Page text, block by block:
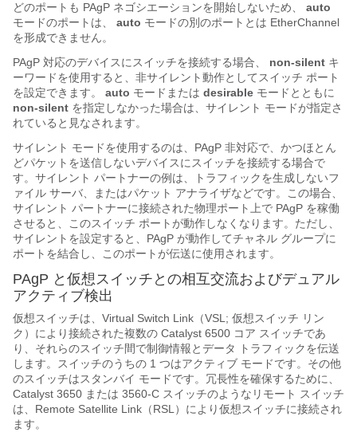
どのポートも PAgP ネゴシエーションを開始しないため、
auto
モードのポートは、
auto モードの別のポートとは EtherChannel
を形成できません。
PAgP 対応のデバイスにスイッチを接続する場合、
non-silent キ
ーワードを使用すると、非サイレント動作としてスイッチ ポート
を設定できます。
auto モードまたは desirable モードとともに
non-silent を指定しなかった場合は、サイレント モードが指定さ
れていると見なされます。
サイレント モードを使用するのは、PAgP 非対応で、かつほとん
どパケットを送信しないデバイスにスイッチを接続する場合で
す。サイレント パートナーの例は、トラフィックを生成しないフ
ァイル サーバ、またはパケット アナライザなどです。この場合、
サイレント パートナーに接続された物理ポート上で PAgP を稼働
させると、このスイッチ ポートが動作しなくなります。ただし、
サイレントを設定すると、PAgP が動作してチャネル グループに
ポートを結合し、このポートが伝送に使用されます。
PAgP と仮想スイッチ との相互交流およびデュアル
アクティブ検出
仮想スイッチは、Virtual Switch Link（VSL; 仮想スイッチ リン
ク）により接続された複数の Catalyst 6500 コア スイッチであ
り、それらのスイッチ間で制御情報とデータ トラフィックを伝送
します。スイッチのうちの 1 つはアクティブ モードです。その他
のスイッチはスタンバイ モードです。冗長性を確保するために、
Catalyst 3650 または 3560-C スイッチのようなリモート スイッチ
は、Remote Satellite Link（RSL）により仮想スイッチに接続され
ます。